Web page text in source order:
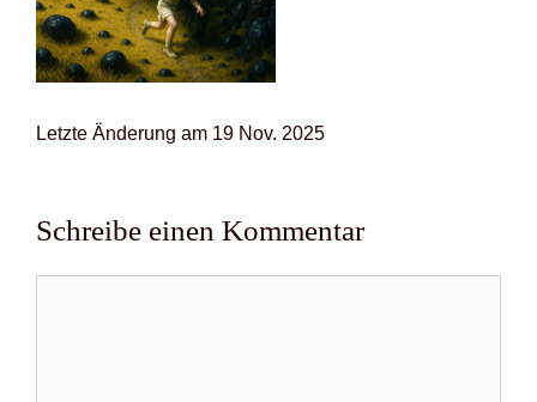
Letz­te Ände­rung am 19 Nov. 2025
Schreibe einen Kommentar